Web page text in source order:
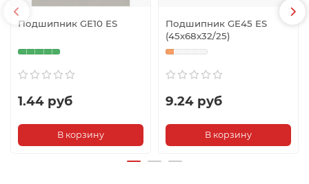
Подшипник GE10 ES
1.44 руб
В корзину
Подшипник GE45 ES
(45х68х32/25)
9.24 руб
В корзину